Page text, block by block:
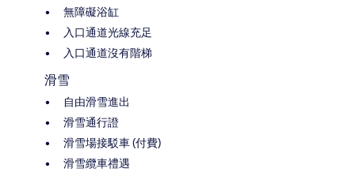
無障礙浴缸
入口通道光線充足
入口通道沒有階梯
滑雪
自由滑雪進出
滑雪通行證
滑雪場接駁車 (付費)
滑雪纜車禮遇